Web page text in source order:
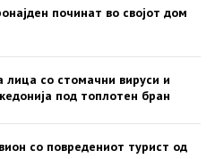
починат во својот дом
лица со стомачни вируси и
под топлотен бран
со повредениот турист од